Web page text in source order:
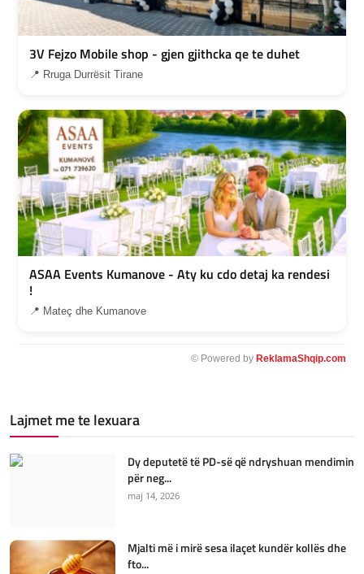
3V Fejzo Mobile shop - gjen gjithcka qe te duhet
📍 Rruga Durrësit Tirane
ASAA Events Kumanove - Aty ku cdo detaj ka rendesi
!
📍 Mateç dhe Kumanove
© Powered by ReklamaShqip.com
Lajmet me te lexuara
Dy deputetë të PD-së që ndryshuan mendimin
për neg...
maj 14, 2026
Mjalti më i mirë sesa ilaçet kundër kollës dhe
fto...